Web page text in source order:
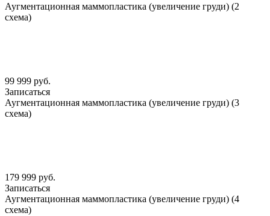
Аугментационная маммопластика (увеличение груди) (2
схема)
99 999 руб.
Записаться
Аугментационная маммопластика (увеличение груди) (3
схема)
179 999 руб.
Записаться
Аугментационная маммопластика (увеличение груди) (4
схема)